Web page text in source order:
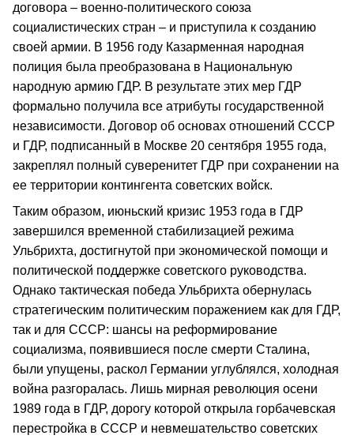
договора – военно-политического союза
социалистических стран – и приступила к созданию
своей армии. В 1956 году Казарменная народная
полиция была преобразована в Национальную
народную армию ГДР. В результате этих мер ГДР
формально получила все атрибуты государственной
независимости. Договор об основах отношений СССР
и ГДР, подписанный в Москве 20 сентября 1955 года,
закреплял полный суверенитет ГДР при сохранении на
ее территории контингента советских войск.
Таким образом, июньский кризис 1953 года в ГДР
завершился временной стабилизацией режима
Ульбрихта, достигнутой при экономической помощи и
политической поддержке советского руководства.
Однако тактическая победа Ульбрихта обернулась
стратегическим политическим поражением как для ГДР,
так и для СССР: шансы на реформирование
социализма, появившиеся после смерти Сталина,
были упущены, раскол Германии углублялся, холодная
война разгоралась. Лишь мирная революция осени
1989 года в ГДР, дорогу которой открыла горбачевская
перестройка в СССР и невмешательство советских